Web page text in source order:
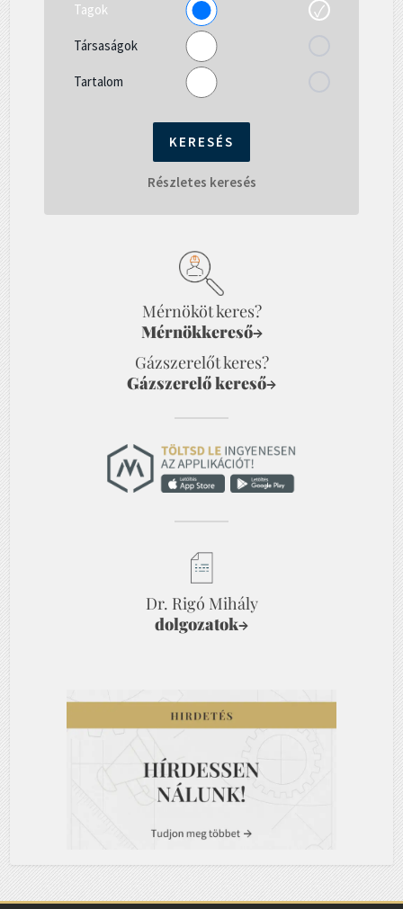
Tagok
Társaságok
Tartalom
Részletes keresés
Mérnököt keres?
Mérnökkereső→
Gázszerelőt keres?
Gázszerelő kereső→
Dr. Rigó Mihály
dolgozatok→